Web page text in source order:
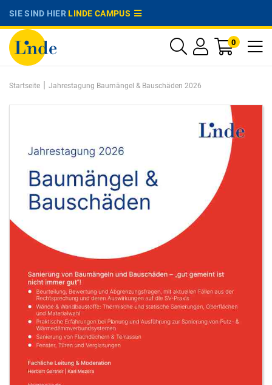
SIE SIND HIERLINDE CAMPUS
0
Startseite | Jahrestagung Baumängel & Bauschäden 2026